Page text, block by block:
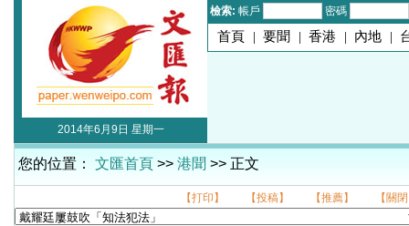
檢索: 帳戶 密碼
首頁 | 要聞 | 香港 | 內地 |
2014年6月9日 星期一
您的位置： 文匯首頁 >> 港聞 >> 正文
【打印】 【投稿】 【推薦】 【關